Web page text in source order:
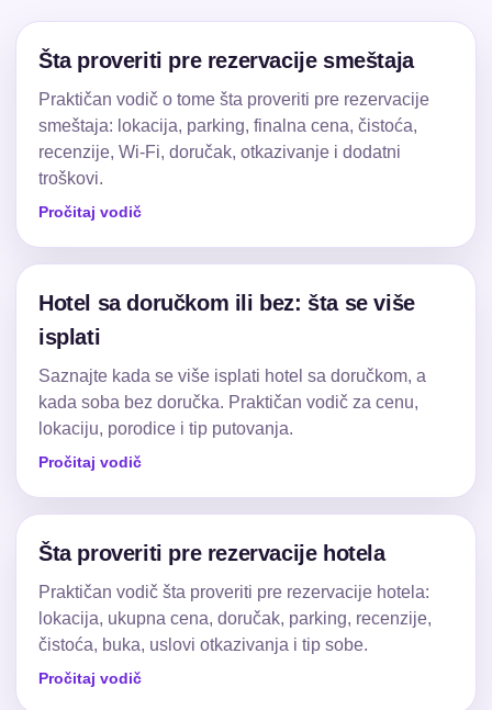
Šta proveriti pre rezervacije smeštaja
Praktičan vodič o tome šta proveriti pre rezervacije
smeštaja: lokacija, parking, finalna cena, čistoća,
recenzije, Wi-Fi, doručak, otkazivanje i dodatni
troškovi.
Pročitaj vodič
Hotel sa doručkom ili bez: šta se više
isplati
Saznajte kada se više isplati hotel sa doručkom, a
kada soba bez doručka. Praktičan vodič za cenu,
lokaciju, porodice i tip putovanja.
Pročitaj vodič
Šta proveriti pre rezervacije hotela
Praktičan vodič šta proveriti pre rezervacije hotela:
lokacija, ukupna cena, doručak, parking, recenzije,
čistoća, buka, uslovi otkazivanja i tip sobe.
Pročitaj vodič